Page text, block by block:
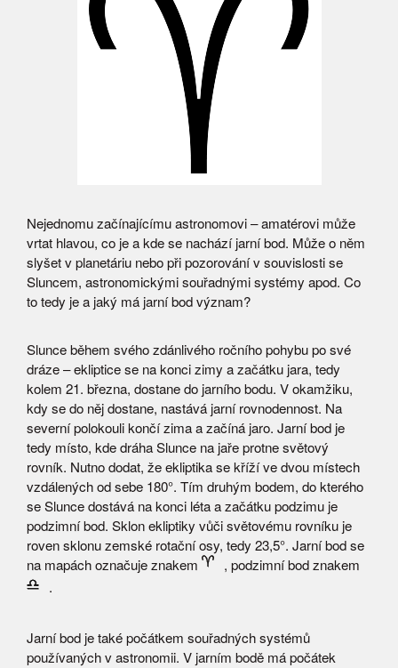
Nejednomu začínajícímu astronomovi – amatérovi může
vrtat hlavou, co je a kde se nachází jarní bod. Může o něm
slyšet v planetáriu nebo při pozorování v souvislosti se
Sluncem, astronomickými souřadnými systémy apod. Co
to tedy je a jaký má jarní bod význam?
Slunce během svého zdánlivého ročního pohybu po své
dráze – ekliptice se na konci zimy a začátku jara, tedy
kolem 21. března, dostane do jarního bodu. V okamžiku,
kdy se do něj dostane, nastává jarní rovnodennost. Na
severní polokouli končí zima a začíná jaro. Jarní bod je
tedy místo, kde dráha Slunce na jaře protne světový
rovník. Nutno dodat, že ekliptika se kříží ve dvou místech
vzdálených od sebe 180°. Tím druhým bodem, do kterého
se Slunce dostává na konci léta a začátku podzimu je
podzimní bod. Sklon ekliptiky vůči světovému rovníku je
roven sklonu zemské rotační osy, tedy 23,5°. Jarní bod se
na mapách označuje znakem
, podzimní bod znakem
.
Jarní bod je také počátkem souřadných systémů
používaných v astronomii. V jarním bodě má počátek